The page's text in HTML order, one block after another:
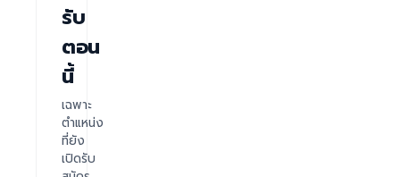
รับ
ตอน
นี้
เฉพาะ
ตำแหน่ง
ที่ยัง
เปิดรับ